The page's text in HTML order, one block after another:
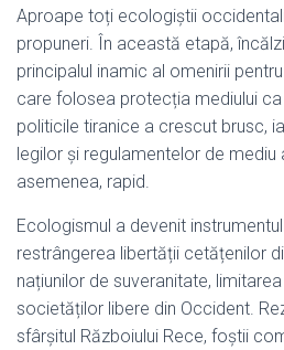
Aproape toți ecologiștii
propuneri. În această etapă,
principalul inamic al omenirii
care folosea protecția mediului
politicile tiranice a crescut brusc,
legilor și regulamentelor de mediu
asemenea, rapid.
Ecologismul a devenit
restrângerea libertății cetățenilor
națiunilor de suveranitate,
societăților libere din Occident.
sfârșitul Războiului Rece, foștii